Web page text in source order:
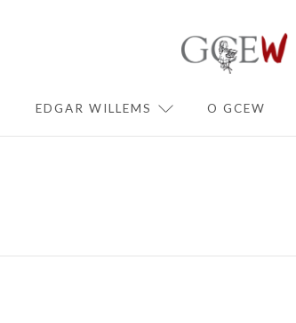
EDGAR WILLEMS EXPAND CHILD
O GCEW